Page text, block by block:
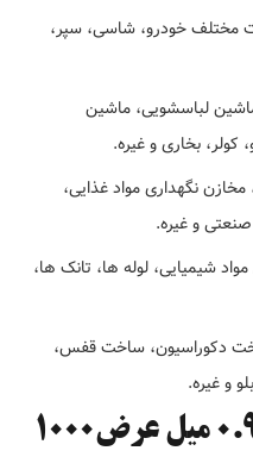
مختلف خودرو، شاسی، سپر،
لباسشویی، ماشین
کولر، بخاری و غیره.
نگهداری مواد غذایی،
و غیره.
شیمیایی، لوله ها، تانک ها،
دکوراسیون، ساخت قفس،
و غیره.
مزایای ورق گالوانیزه 0.9 میل عرض1000